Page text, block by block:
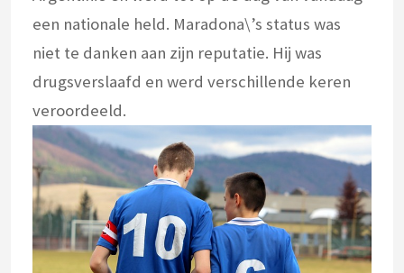
een nationale held. Maradona\’s status was
niet te danken aan zijn reputatie. Hij was
drugsverslaafd en werd verschillende keren
veroordeeld.